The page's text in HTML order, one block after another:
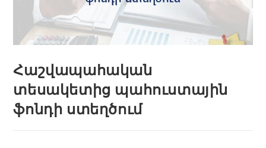
Հաշվապահական
տեսակետից պահուստային
ֆոնդի ստեղծում